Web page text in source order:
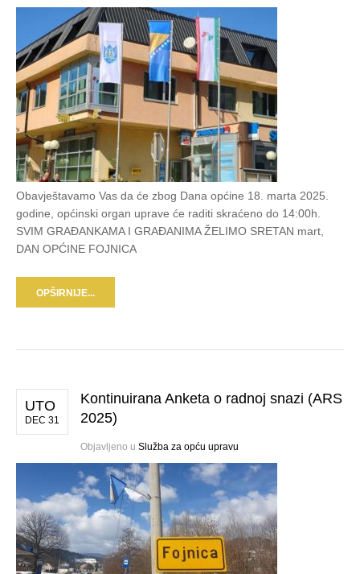
Obavještavamo Vas da će zbog Dana općine 18. marta 2025.
godine, općinski organ uprave će raditi skraćeno do 14:00h.
SVIM GRAĐANKAMA I GRAĐANIMA ŽELIMO SRETAN mart,
DAN OPĆINE FOJNICA
OPŠIRNIJE...
UTO
DEC 31
Kontinuirana Anketa o radnoj snazi (ARS
2025)
Objavljeno u Služba za opću upravu